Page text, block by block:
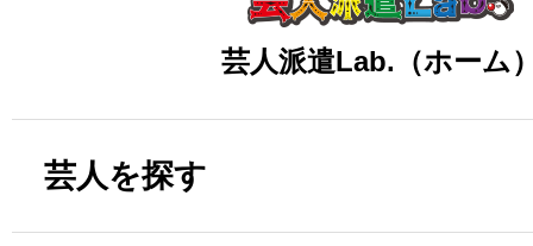
芸人派遣Lab.（ホーム
芸人を探す